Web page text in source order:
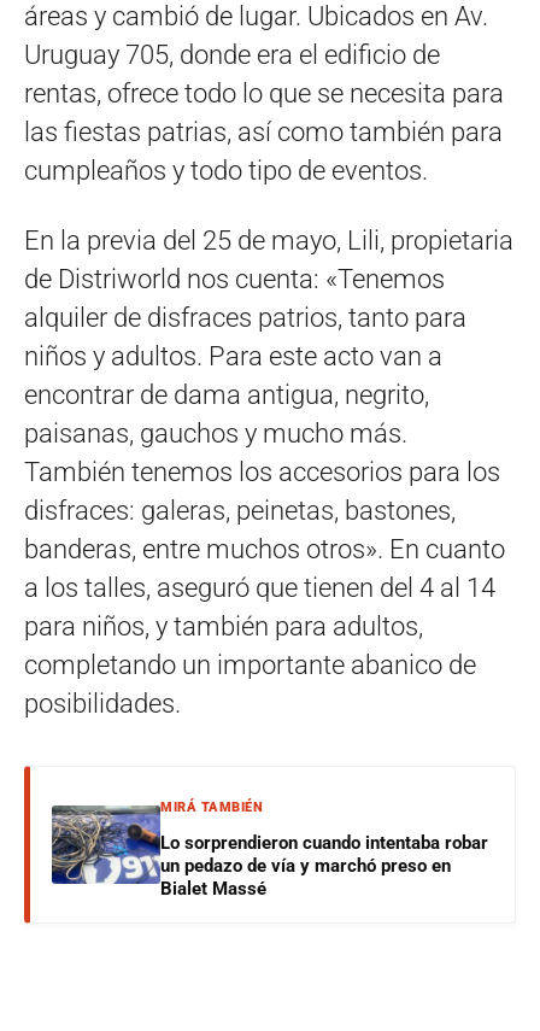
áreas y cambió de lugar. Ubicados en Av.
Uruguay 705, donde era el edificio de
rentas, ofrece todo lo que se necesita para
las fiestas patrias, así como también para
cumpleaños y todo tipo de eventos.
En la previa del 25 de mayo, Lili, propietaria
de Distriworld nos cuenta: «Tenemos
alquiler de disfraces patrios, tanto para
niños y adultos. Para este acto van a
encontrar de dama antigua, negrito,
paisanas, gauchos y mucho más.
También tenemos los accesorios para los
disfraces: galeras, peinetas, bastones,
banderas, entre muchos otros». En cuanto
a los talles, aseguró que tienen del 4 al 14
para niños, y también para adultos,
completando un importante abanico de
posibilidades.
MIRÁ TAMBIÉN
Lo sorprendieron cuando intentaba robar
un pedazo de vía y marchó preso en
Bialet Massé